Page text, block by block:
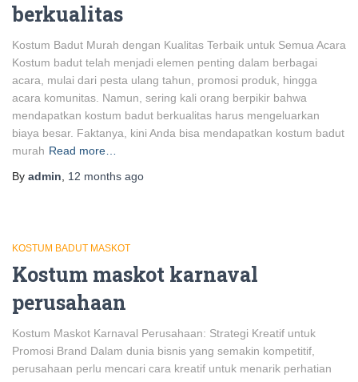
berkualitas
Kostum Badut Murah dengan Kualitas Terbaik untuk Semua Acara
Kostum badut telah menjadi elemen penting dalam berbagai
acara, mulai dari pesta ulang tahun, promosi produk, hingga
acara komunitas. Namun, sering kali orang berpikir bahwa
mendapatkan kostum badut berkualitas harus mengeluarkan
biaya besar. Faktanya, kini Anda bisa mendapatkan kostum badut
murah Read more…
By admin 12 months ago
KOSTUM BADUT MASKOT
Kostum maskot karnaval
perusahaan
Kostum Maskot Karnaval Perusahaan: Strategi Kreatif untuk
Promosi Brand Dalam dunia bisnis yang semakin kompetitif,
perusahaan perlu mencari cara kreatif untuk menarik perhatian